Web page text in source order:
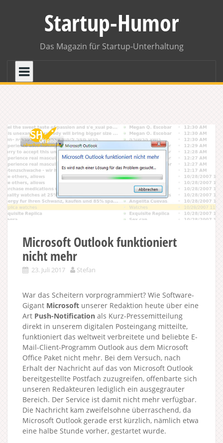
Startup-Humor
Das Magazin für Startup-Unterhaltung
Microsoft Outlook funktioniert
nicht mehr
23. Juli 2017 Stefan
War das Scheitern vorprogrammiert? Wie Software-
Gigant Microsoft unserer Redaktion heute über eine
Art Push-Notification als Kurz-Pressemitteilung
direkt in unserem digitalen Posteingang mitteilte,
funktioniert das weltweit verbreitete und beliebte E-
Mail-Client-Programm Outlook aus dem Microsoft
Office Paket nicht mehr. Bei dem Versuch, nach
Erhalt der Nachricht auf das von Microsoft Outlook
bereitgestellte Postfach zuzugreifen, offenbarte sich
unseren Redakteuren lediglich ein ausgegrauter
Bereich. Der Service ist damit nicht mehr verfügbar.
Die Nachricht kam zweifelsohne überraschend, da
Microsoft Outlook gerade erst kürzlich, nämlich etwa
eine halbe Stunde vorher, gestartet wurde.